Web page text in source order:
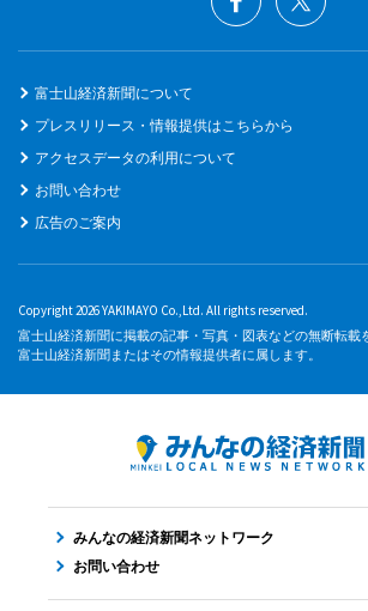
富士山経済新聞について
プレスリリース・情報提供はこちらから
アクセスデータの利用について
お問い合わせ
広告のご案内
Copyright 2026 YAKIMAYO Co.,Ltd. All rights reserved.
富士山経済新聞に掲載の記事・写真・図表などの無断転載
富士山経済新聞またはその情報提供者に属します。
みんなの経済新聞ネットワーク
お問い合わせ